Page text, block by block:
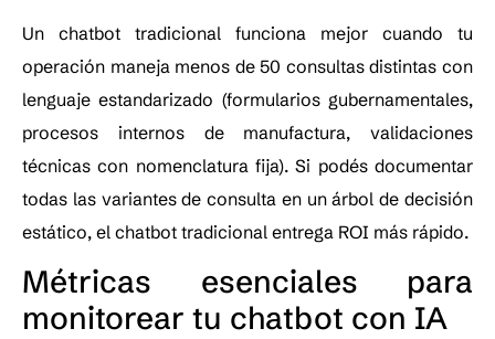
Un chatbot tradicional funciona mejor cuando tu
operación maneja menos de 50 consultas distintas con
lenguaje estandarizado (formularios gubernamentales,
procesos internos de manufactura, validaciones
técnicas con nomenclatura fija). Si podés documentar
todas las variantes de consulta en un árbol de decisión
estático, el chatbot tradicional entrega ROI más rápido.
Métricas esenciales para
monitorear tu chatbot con IA